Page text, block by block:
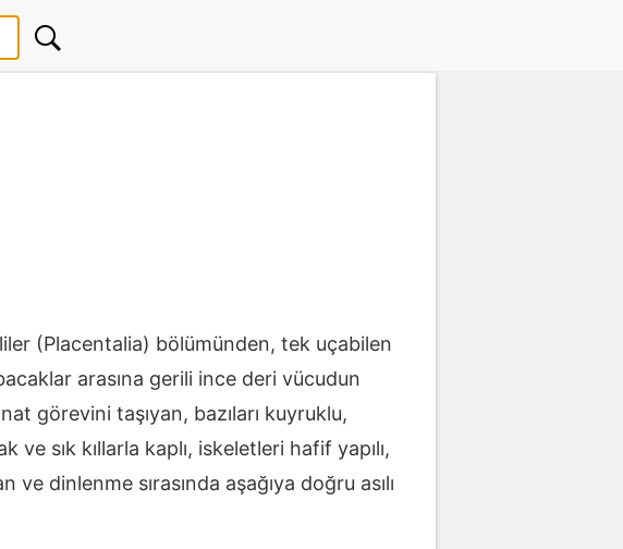
(Placentalia) bölümünden, tek uçabilen
arasına gerili ince deri vücudun
görevini taşıyan, bazıları kuyruklu,
ve sık kıllarla kaplı, iskeletleri hafif yapılı,
dinlenme sırasında aşağıya doğru asılı